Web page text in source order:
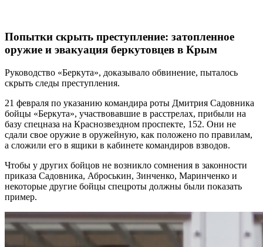
Попытки скрыть преступление: затопленное
оружие и эвакуация беркутовцев в Крым
Руководство «Беркута», доказывало обвинение, пыталось
скрыть следы преступления.
21 февраля по указанию командира роты Дмитрия Садовника
бойцы «Беркута», участвовавшие в расстрелах, прибыли на
базу спецназа на Краснозвездном проспекте, 152. Они не
сдали свое оружие в оружейную, как положено по правилам,
а сложили его в ящики в кабинете командиров взводов.
Чтобы у других бойцов не возникло сомнения в законности
приказа Садовника, Аброськин, Зинченко, Маринченко и
некоторые другие бойцы спецроты должны были показать
пример.